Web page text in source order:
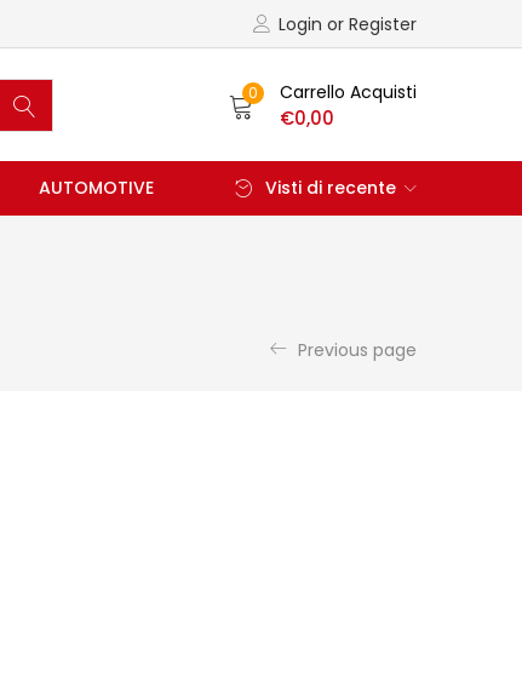
Login or Register
0 Carrello Acquisti
€0,00
AUTOMOTIVE Visti di recente
Previous page